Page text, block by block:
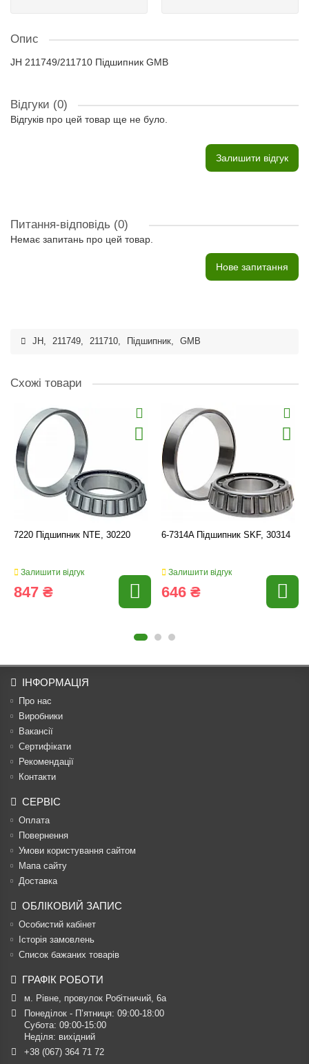
Опис
JH 211749/211710 Підшипник GMB
Відгуки (0)
Відгуків про цей товар ще не було.
Залишити відгук
Питання-відповідь (0)
Немає запитань про цей товар.
Нове запитання
JH , 211749, 211710, Підшипник, GMB
Схожі товари
7220 Підшипник NTE, 30220
Залишити відгук
847 ₴
6-7314A Підшипник SKF, 30314
Залишити відгук
646 ₴
ІНФОРМАЦІЯ
Про нас
Виробники
Вакансії
Сертифікати
Рекомендації
Контакти
СЕРВІС
Оплата
Повернення
Умови користування сайтом
Мапа сайту
Доставка
ОБЛІКОВИЙ ЗАПИС
Особистий кабінет
Історія замовлень
Список бажаних товарів
ГРАФІК РОБОТИ
м. Рівне, провулок Робітничий, 6а
Понеділок - П’ятниця: 09:00-18:00
Субота: 09:00-15:00
Неділя: вихідний
+38 (067) 364 71 72